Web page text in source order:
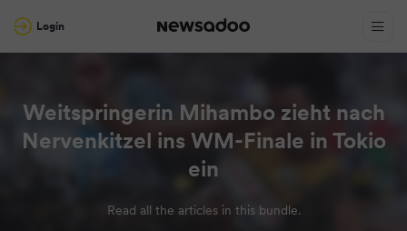
Login
Weitspringerin Mihambo zieht nach
Nervenkitzel ins WM-Finale in Tokio
ein
Read all the articles in this bundle.